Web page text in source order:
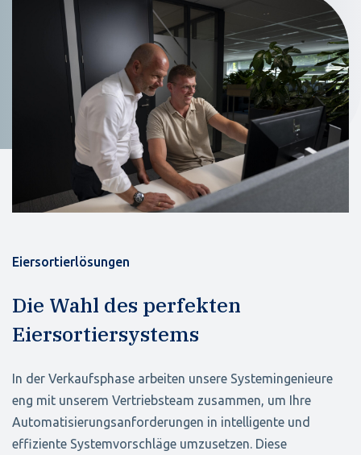
Eiersortierlösungen
Die Wahl des perfekten
Eiersortiersystems
In der Verkaufsphase arbeiten unsere Systemingenieure
eng mit unserem Vertriebsteam zusammen, um Ihre
Automatisierungsanforderungen in intelligente und
effiziente Systemvorschläge umzusetzen. Diese